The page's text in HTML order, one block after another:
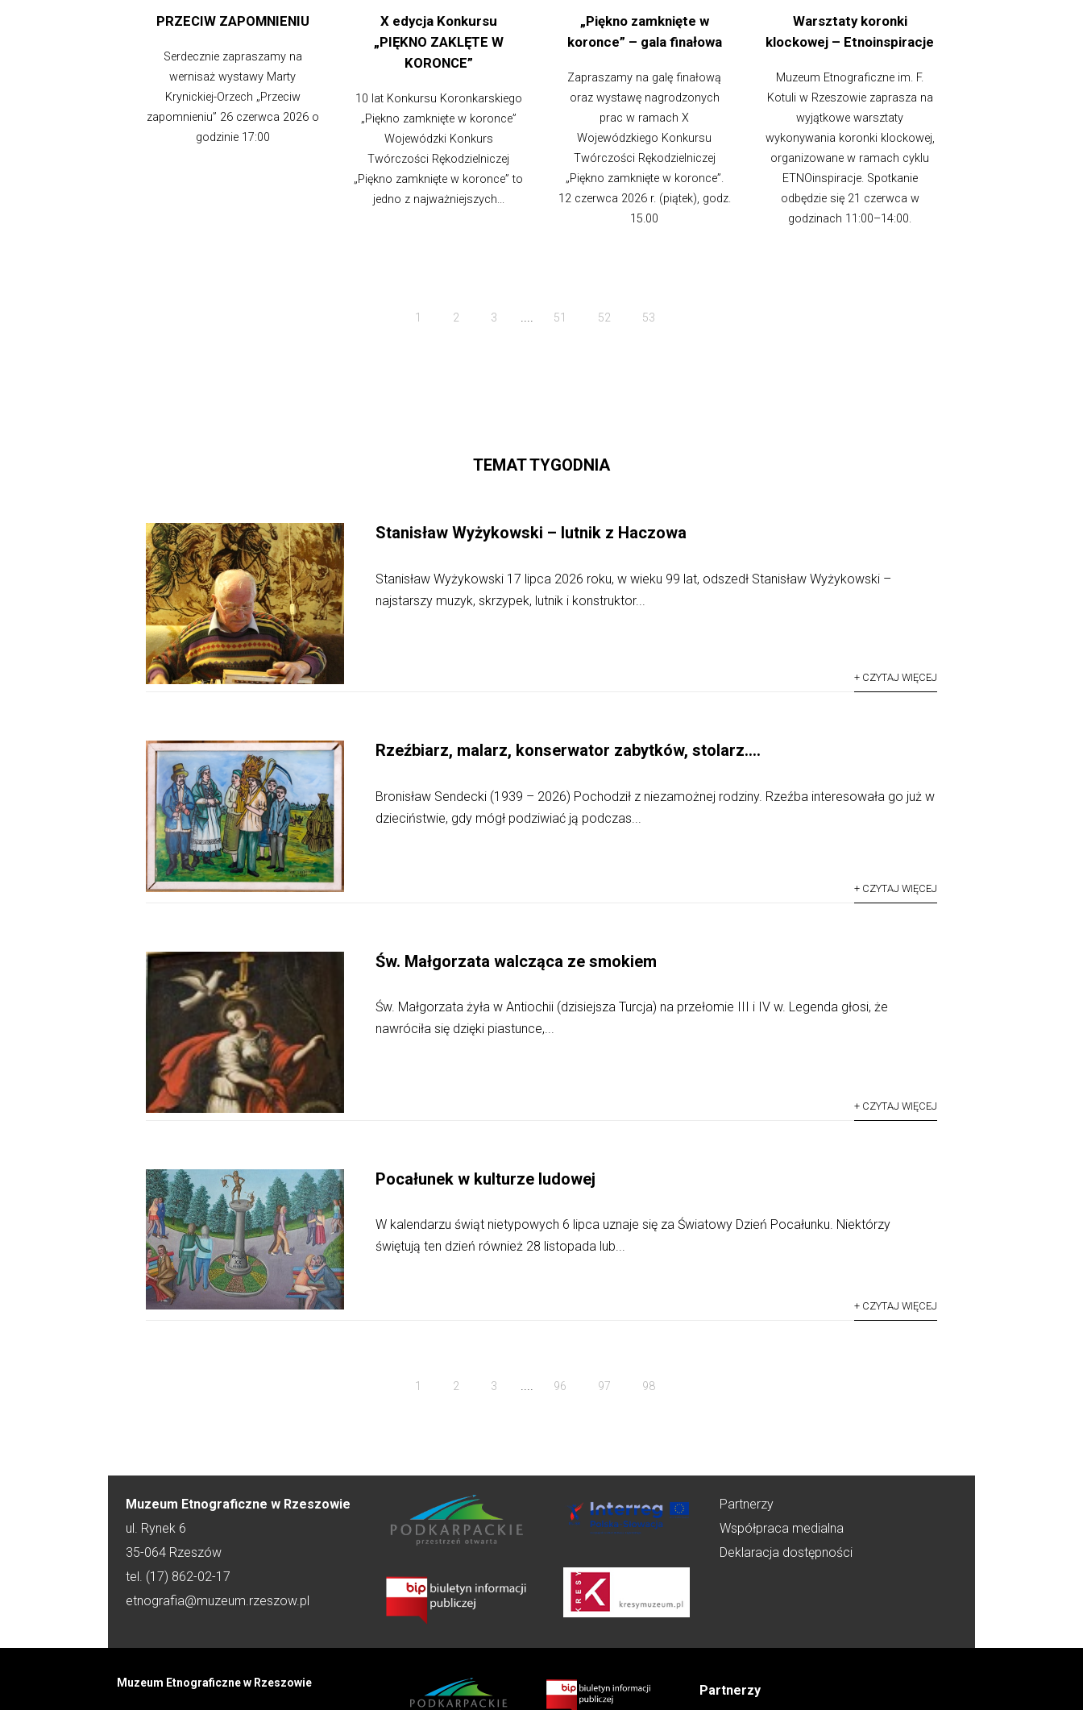
PRZECIW ZAPOMNIENIU
Serdecznie zapraszamy na
wernisaż wystawy Marty
Krynickiej-Orzech „Przeciw
zapomnieniu” 26 czerwca 2026 o
godzinie 17:00
X edycja Konkursu
„PIĘKNO ZAKLĘTE W
KORONCE”
10 lat Konkursu Koronkarskiego
„Piękno zamknięte w koronce”
Wojewódzki Konkurs
Twórczości Rękodzielniczej
„Piękno zamknięte w koronce” to
jedno z najważniejszych...
„Piękno zamknięte w
koronce” – gala finałowa
Zapraszamy na galę finałową
oraz wystawę nagrodzonych
prac w ramach X
Wojewódzkiego Konkursu
Twórczości Rękodzielniczej
„Piękno zamknięte w koronce”.
12 czerwca 2026 r. (piątek), godz.
15.00
Warsztaty koronki
klockowej – Etnoinspiracje
Muzeum Etnograficzne im. F.
Kotuli w Rzeszowie zaprasza na
wyjątkowe warsztaty
wykonywania koronki klockowej,
organizowane w ramach cyklu
ETNOinspiracje. Spotkanie
odbędzie się 21 czerwca w
godzinach 11:00–14:00.
1 2 3 .... 51 52 53
TEMAT TYGODNIA
Stanisław Wyżykowski – lutnik z Haczowa
Stanisław Wyżykowski 17 lipca 2026 roku, w wieku 99 lat, odszedł Stanisław Wyżykowski –
najstarszy muzyk, skrzypek, lutnik i konstruktor...
+ CZYTAJ WIĘCEJ
Rzeźbiarz, malarz, konserwator zabytków, stolarz….
Bronisław Sendecki (1939 – 2026) Pochodził z niezamożnej rodziny. Rzeźba interesowała go już w
dzieciństwie, gdy mógł podziwiać ją podczas...
+ CZYTAJ WIĘCEJ
Św. Małgorzata walcząca ze smokiem
Św. Małgorzata żyła w Antiochii (dzisiejsza Turcja) na przełomie III i IV w. Legenda głosi, że
nawróciła się dzięki piastunce,...
+ CZYTAJ WIĘCEJ
Pocałunek w kulturze ludowej
W kalendarzu świąt nietypowych 6 lipca uznaje się za Światowy Dzień Pocałunku. Niektórzy
świętują ten dzień również 28 listopada lub...
+ CZYTAJ WIĘCEJ
1 2 3 .... 96 97 98
Muzeum Etnograficzne w Rzeszowie
ul. Rynek 6
35-064 Rzeszów
tel. (17) 862-02-17
etnografia@muzeum.rzeszow.pl
Partnerzy
Współpraca medialna
Deklaracja dostępności
Muzeum Etnograficzne w Rzeszowie
Partnerzy